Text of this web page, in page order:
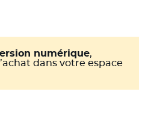
numérique,
dans votre espace